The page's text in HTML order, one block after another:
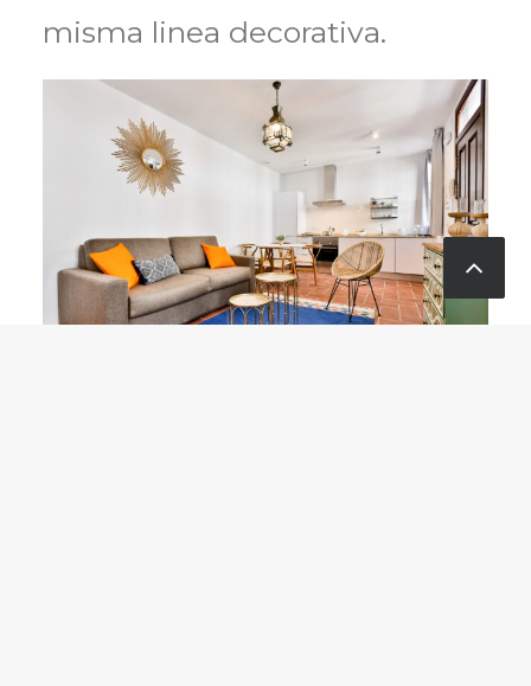
misma linea decorativa.